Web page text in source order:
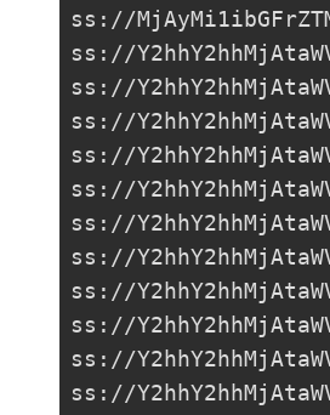
ss://
ss://
ss://
ss://
ss://
ss://
ss://
ss://
ss://
ss://
ss://
ss://